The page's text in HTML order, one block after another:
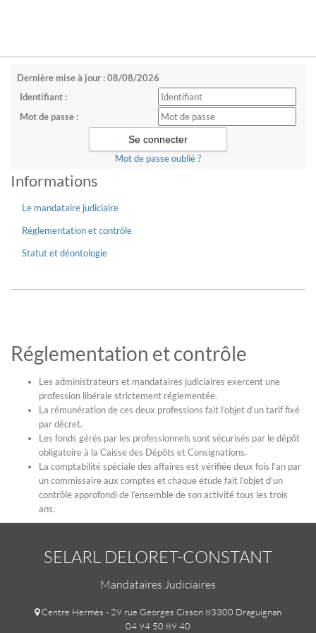
Dernière mise à jour : 08/08/2026
Identifiant :
Mot de passe :
Mot de passe oublié ?
Informations
Le mandataire judiciaire
Réglementation et contrôle
Statut et déontologie
Réglementation et contrôle
Les administrateurs et mandataires judiciaires exercent une
profession libérale strictement réglementée.
La rémunération de ces deux professions fait l’objet d’un tarif fixé
par décret.
Les fonds gérés par les professionnels sont sécurisés par le dépôt
obligatoire à la Caisse des Dépôts et Consignations.
La comptabilité spéciale des affaires est vérifiée deux fois l’an par
un commissaire aux comptes et chaque étude fait l’objet d’un
contrôle approfondi de l’ensemble de son activité tous les trois
ans.
SELARL DELORET-CONSTANT
Mandataires Judiciaires
Centre Hermès - 29 rue Georges Cisson 83300 Draguignan
04 94 50 89 40